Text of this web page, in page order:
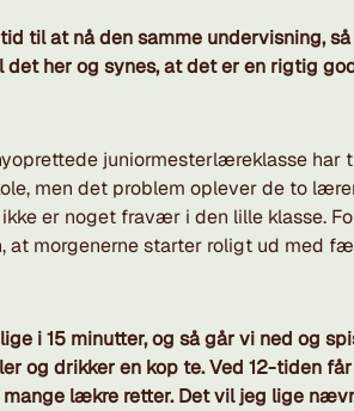
til at nå den samme undervisning,
her og synes, at det er en rigtig
juniormesterlæreklasse har
men det problem oplever de to
er noget fravær i den lille klasse.
at morgenerne starter roligt ud med
i 15 minutter, og så går vi ned og
og drikker en kop te. Ved 12-tiden
lækre retter. Det vil jeg lige